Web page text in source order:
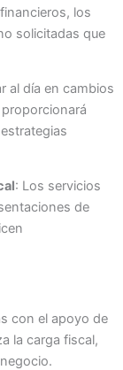
los
solicitadas que
al día en cambios
: Los servicios
de
con el apoyo de
la carga fiscal,